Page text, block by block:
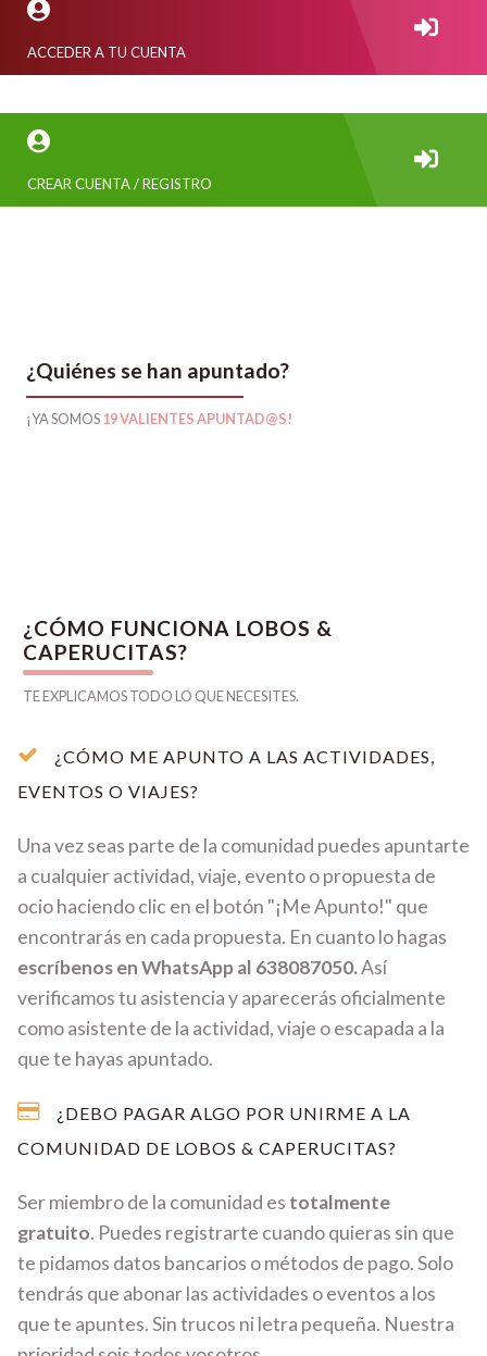
ACCEDER A TU CUENTA
CREAR CUENTA / REGISTRO
¿Quiénes se han apuntado?
¡YA SOMOS19 VALIENTES APUNTAD@S!
¿CÓMO FUNCIONA LOBOS &
CAPERUCITAS?
TE EXPLICAMOS TODO LO QUE NECESITES.
¿CÓMO ME APUNTO A LAS ACTIVIDADES,
EVENTOS O VIAJES?
Una vez seas parte de la comunidad puedes apuntarte
a cualquier actividad, viaje, evento o propuesta de
ocio haciendo clic en el botón "¡Me Apunto!" que
encontrarás en cada propuesta. En cuanto lo hagas
escríbenos en WhatsApp al 638087050.Así
verificamos tu asistencia y aparecerás oficialmente
como asistente de la actividad, viaje o escapada a la
que te hayas apuntado.
¿DEBO PAGAR ALGO POR UNIRME A LA
COMUNIDAD DE LOBOS & CAPERUCITAS?
Ser miembro de la comunidad es totalmente
gratuito. Puedes registrarte cuando quieras sin que
te pidamos datos bancarios o métodos de pago. Solo
tendrás que abonar las actividades o eventos a los
que te apuntes. Sin trucos ni letra pequeña. Nuestra